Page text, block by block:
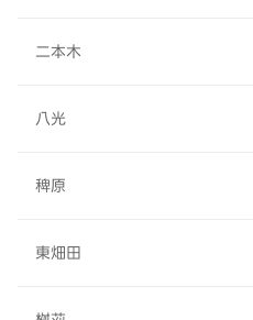
二本木
八光
稗原
東畑田